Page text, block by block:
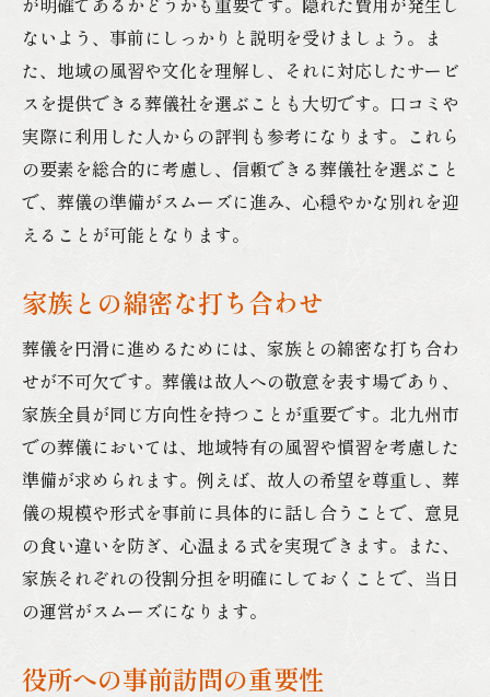
ないよう、事前にしっかりと説明を受けましょう。ま
た、地域の風習や文化を理解し、それに対応したサービ
スを提供できる葬儀社を選ぶことも大切です。口コミや
実際に利用した人からの評判も参考になります。これら
の要素を総合的に考慮し、信頼できる葬儀社を選ぶこと
で、葬儀の準備がスムーズに進み、心穏やかな別れを迎
えることが可能となります。
家族との綿密な打ち合わせ
葬儀を円滑に進めるためには、家族との綿密な打ち合わ
せが不可欠です。葬儀は故人への敬意を表す場であり、
家族全員が同じ方向性を持つことが重要です。北九州市
での葬儀においては、地域特有の風習や慣習を考慮した
準備が求められます。例えば、故人の希望を尊重し、葬
儀の規模や形式を事前に具体的に話し合うことで、意見
の食い違いを防ぎ、心温まる式を実現できます。また、
家族それぞれの役割分担を明確にしておくことで、当日
の運営がスムーズになります。
役所への事前訪問の重要性